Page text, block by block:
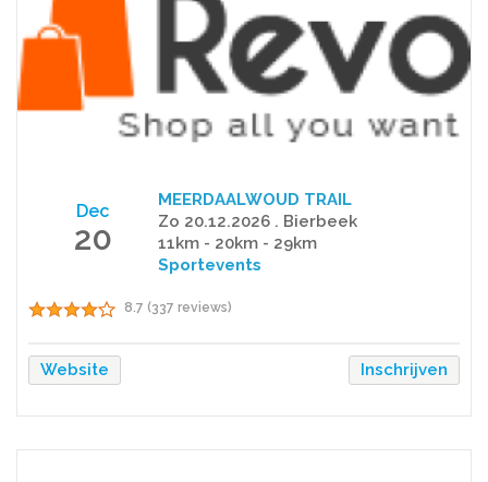
Dec
20
MEERDAALWOUD TRAIL
Zo 20.12.2026 . Bierbeek
11km - 20km - 29km
Sportevents
8.7 (337 reviews)
Website Inschrijven